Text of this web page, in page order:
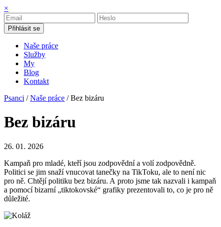
×
Přihlásit se
Naše práce
Služby
My
Blog
Kontakt
Psanci /Naše práce / Bez bizáru
Bez bizáru
26. 01. 2026
Kampaň pro mladé, kteří jsou zodpovědní a volí zodpovědně.
Politici se jim snaží vnucovat tanečky na TikToku, ale to není nic
pro ně. Chtějí politiku bez bizáru. A proto jsme tak nazvali i kampaň
a pomocí bizarní „tiktokovské“ grafiky prezentovali to, co je pro ně
důležité.